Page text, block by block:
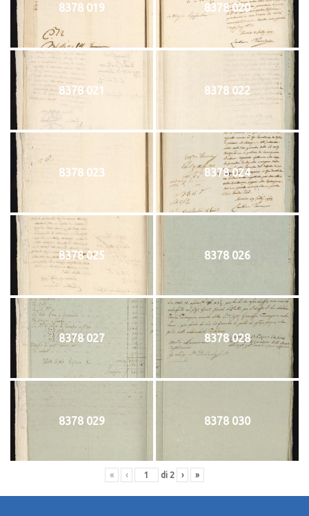
8378 019 8378 020
8378 021 8378 022
8378 023 8378 024
8378 025 8378 026
8378 027 8378 028
8378 029 8378 030
« ‹ di 2 › »